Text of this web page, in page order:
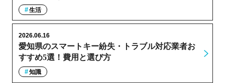
生活
愛知県のスマートキー紛失・トラブル対応業者お
すすめ5選！費用と選び方
2026.06.16
知識